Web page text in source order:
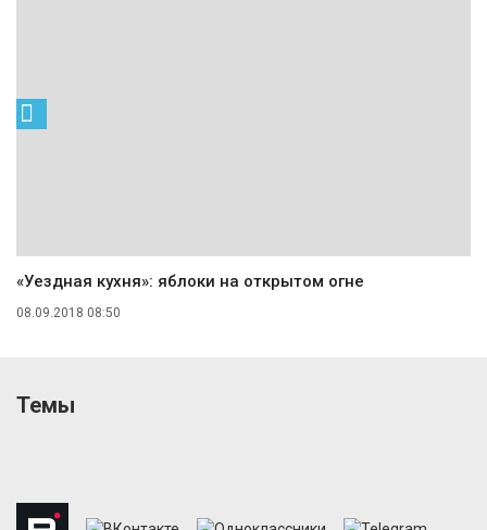
«Уездная кухня»: яблоки на открытом огне
08.09.2018 08:50
Темы